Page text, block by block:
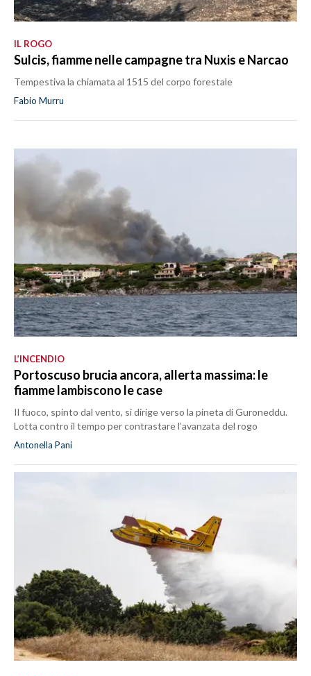
IL ROGO
Sulcis, fiamme nelle campagne tra Nuxis e Narcao
Tempestiva la chiamata al 1515 del corpo forestale
Fabio Murru
L’INCENDIO
Portoscuso brucia ancora, allerta massima: le
fiamme lambiscono le case
Il fuoco, spinto dal vento, si dirige verso la pineta di Guroneddu.
Lotta contro il tempo per contrastare l’avanzata del rogo
Antonella Pani